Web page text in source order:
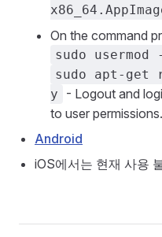
On the command
sudo usermod
sudo apt-get
y
- Logout and
to user permissions.
Android
iOS에서는 현재 사용